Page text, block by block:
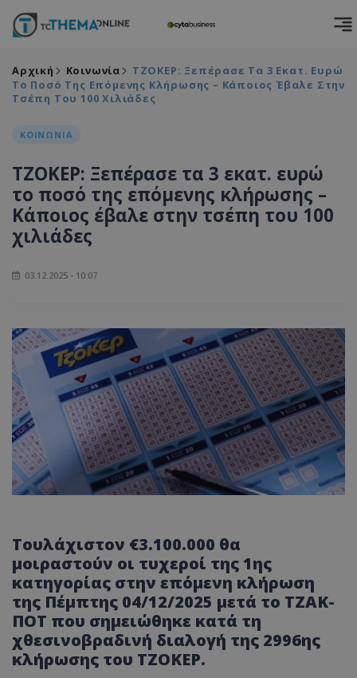
Αρχική Κοινωνία
ΤΖΟΚΕΡ: Ξεπέρασε Τα 3 Εκατ. Ευρώ
Το Ποσό Της Επόμενης Κλήρωσης – Κάποιος Έβαλε Στην
Τσέπη Του 100 Χιλιάδες
ΚΟΙΝΩΝΙΑ
ΤΖΟΚΕΡ: Ξεπέρασε τα 3 εκατ. ευρώ
το ποσό της επόμενης κλήρωσης –
Κάποιος έβαλε στην τσέπη του 100
χιλιάδες
03.12.2025 - 10:07
Τουλάχιστον €3.100.000 θα
μοιραστούν οι τυχεροί της 1ης
κατηγορίας στην επόμενη κλήρωση
της Πέμπτης 04/12/2025 μετά το ΤΖΑΚ-
ΠΟΤ που σημειώθηκε κατά τη
χθεσινοβραδινή διαλογή της 2996ης
κλήρωσης του ΤΖΟΚΕΡ.